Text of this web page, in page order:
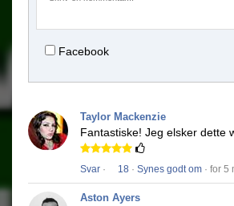
Facebook
Taylor Mackenzie
Fantastiske! Jeg elsker dette
Svar · 18 · Synes godt om · for 5
Aston Ayers